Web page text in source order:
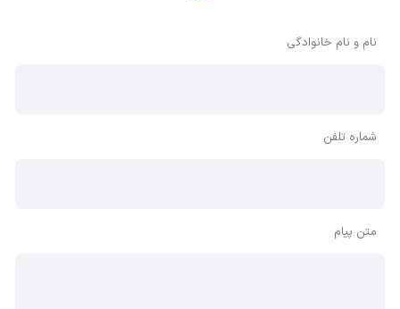
نام و نام خانوادگی
شماره تلفن
متن پیام